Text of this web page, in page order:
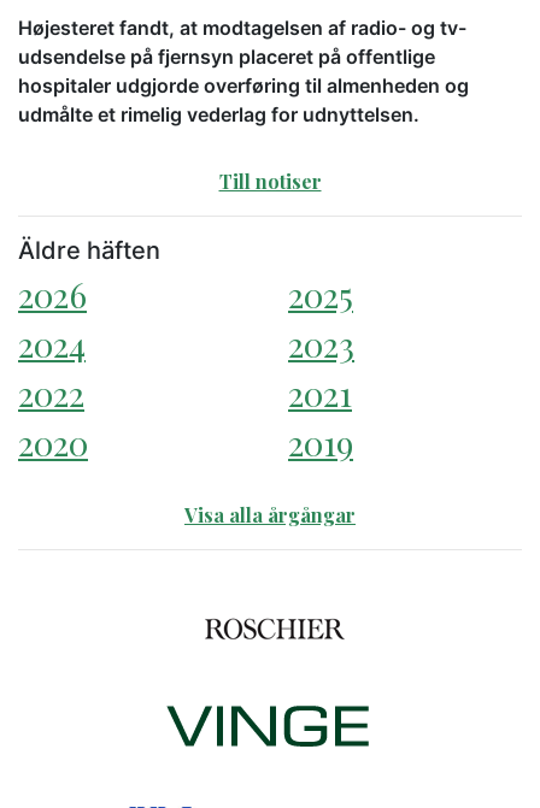
Højesteret fandt, at modtagelsen af radio- og tv-
udsendelse på fjernsyn placeret på offentlige
hospitaler udgjorde overføring til almenheden og
udmålte et rimelig vederlag for udnyttelsen.
Till notiser
Äldre häften
2026
2025
2024
2023
2022
2021
2020
2019
Visa alla årgångar